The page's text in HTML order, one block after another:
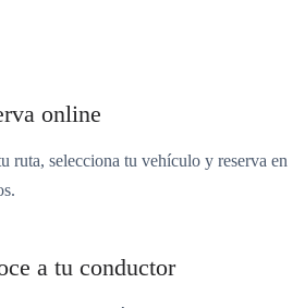
online
ruta, selecciona tu vehículo y reserva en
a tu conductor